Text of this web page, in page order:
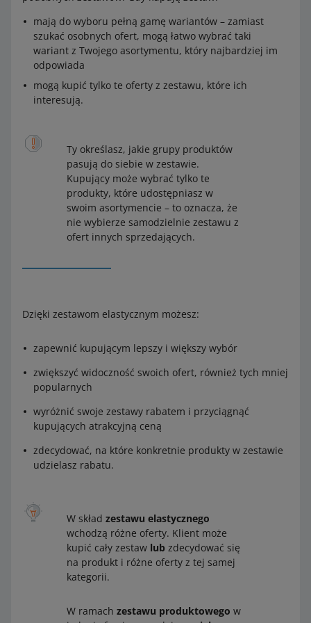
mają do wyboru pełną gamę wariantów – zamiast
szukać osobnych ofert, mogą łatwo wybrać taki
wariant z Twojego asortymentu, który najbardziej im
odpowiada
mogą kupić tylko te oferty z zestawu, które ich
interesują.
Ty określasz, jakie grupy produktów
pasują do siebie w zestawie.
Kupujący może wybrać tylko te
produkty, które udostępniasz w
swoim asortymencie – to oznacza, że
nie wybierze samodzielnie zestawu z
ofert innych sprzedających.
Dzięki zestawom elastycznym możesz:
zapewnić kupującym lepszy i większy wybór
zwiększyć widoczność swoich ofert, również tych mniej
popularnych
wyróżnić swoje zestawy rabatem i przyciągnąć
kupujących atrakcyjną ceną
zdecydować, na które konkretnie produkty w zestawie
udzielasz rabatu.
W skład zestawu elastycznego
wchodzą różne oferty. Klient może
kupić cały zestaw lub zdecydować się
na produkt i różne oferty z tej samej
kategorii.
W ramach zestawu produktowego w